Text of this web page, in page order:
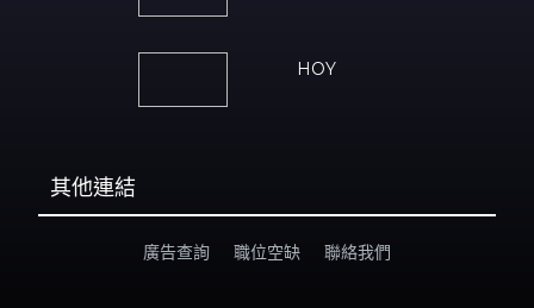
HOY
其他連結
廣告查詢 職位空缺 聯絡我們